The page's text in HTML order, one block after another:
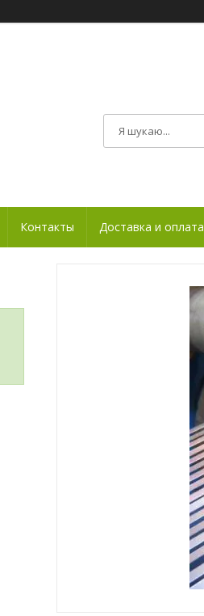
Контакты Доставка и оплата